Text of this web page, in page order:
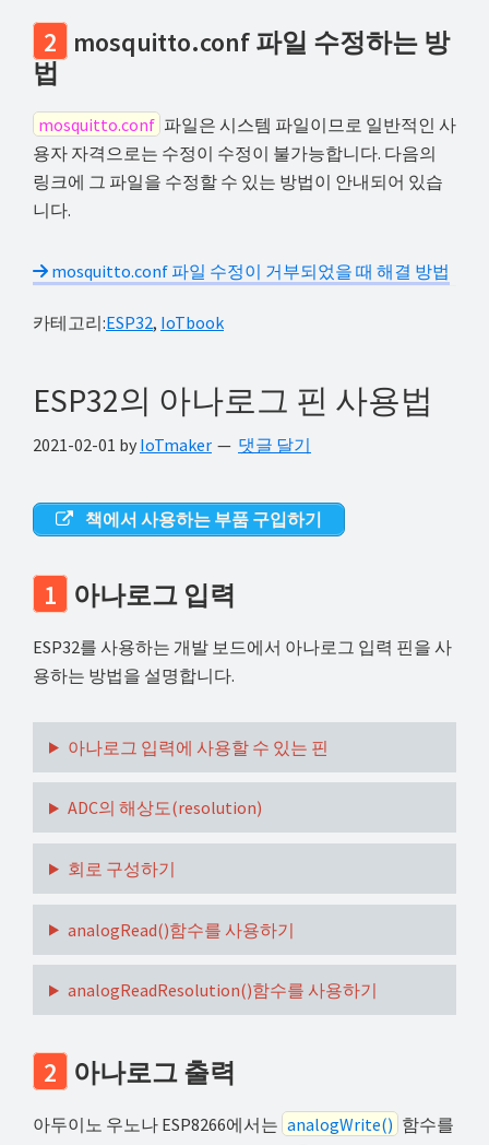
2 mosquitto.conf 파일 수정하는 방
법
mosquitto.conf 파일은 시스템 파일이므로 일반적인 사
용자 자격으로는 수정이 수정이 불가능합니다. 다음의
링크에 그 파일을 수정할 수 있는 방법이 안내되어 있습
니다.
mosquitto.conf 파일 수정이 거부되었을 때 해결 방법
카테고리:ESP32, IoTbook
ESP32의 아나로그 핀 사용법
2021-02-01 by IoTmaker 댓글 달기
책에서 사용하는 부품 구입하기
1 아나로그 입력
ESP32를 사용하는 개발 보드에서 아나로그 입력 핀을 사
용하는 방법을 설명합니다.
아나로그 입력에 사용할 수 있는 핀
ADC의 해상도(resolution)
회로 구성하기
analogRead()함수를 사용하기
analogReadResolution()함수를 사용하기
2 아나로그 출력
아두이노 우노나 ESP8266에서는 analogWrite() 함수를